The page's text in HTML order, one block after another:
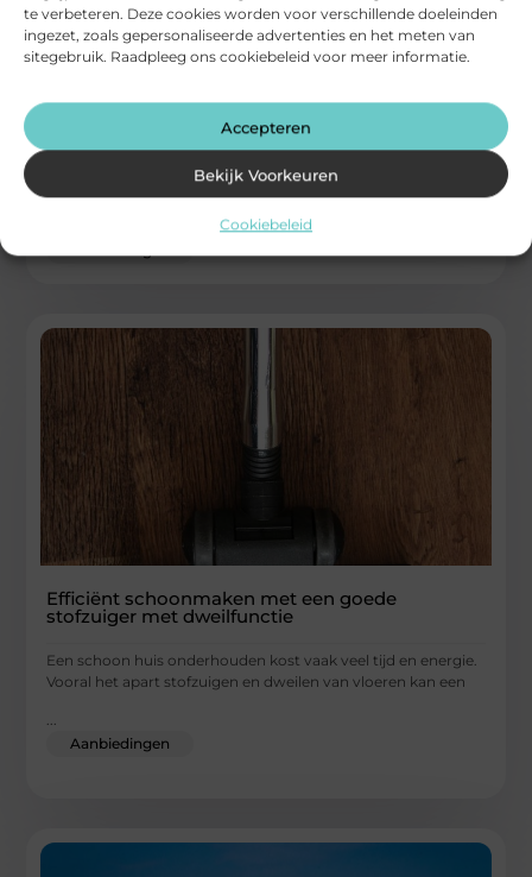
te verbeteren. Deze cookies worden voor verschillende doeleinden
ingezet, zoals gepersonaliseerde advertenties en het meten van
sitegebruik. Raadpleeg ons cookiebeleid voor meer informatie.
Accepteren
Bekijk Voorkeuren
Cookiebeleid
zithouding
verkeerde houding. Je onderrug krijgt continu druk te
verwerken. Daardoor raken spieren
Efficiënt schoonmaken met een goede
stofzuiger met dweilfunctie
Een schoon huis onderhouden kost vaak veel tijd en energie.
Vooral het apart stofzuigen en dweilen van vloeren kan een
...
Aanbiedingen